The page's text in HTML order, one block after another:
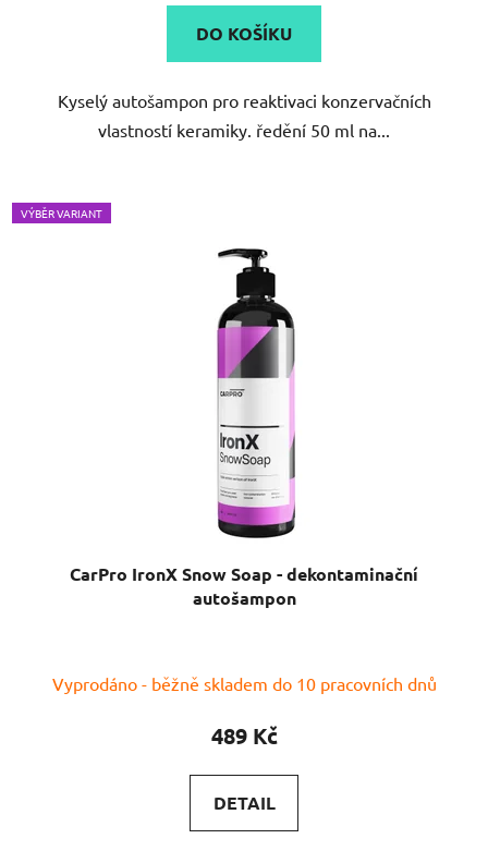
5,0
z
hvězdiček.
DO KOŠÍKU
Kyselý autošampon pro reaktivaci konzervačních
vlastností keramiky. ředění 50 ml na...
VÝBĚR VARIANT
CarPro IronX Snow Soap - dekontaminační
autošampon
Vyprodáno - běžně skladem do 10 pracovních dnů
489 Kč
DETAIL